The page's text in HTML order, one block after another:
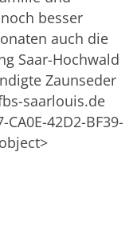
besser
auch die
Saar-Hochwald
Zaunseder
saarlouis.de
42D2-BF39-